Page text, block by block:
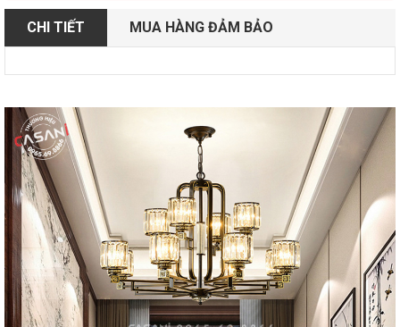
CHI TIẾT MUA HÀNG ĐẢM BẢO